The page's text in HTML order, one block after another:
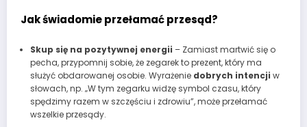
Jak świadomie przełamać przesąd?
Skup się na pozytywnej energii – Zamiast martwić się o
pecha, przypomnij sobie, że zegarek to prezent, który ma
służyć obdarowanej osobie. Wyrażenie dobrych intencji w
słowach, np. „W tym zegarku widzę symbol czasu, który
spędzimy razem w szczęściu i zdrowiu”, może przełamać
wszelkie przesądy.